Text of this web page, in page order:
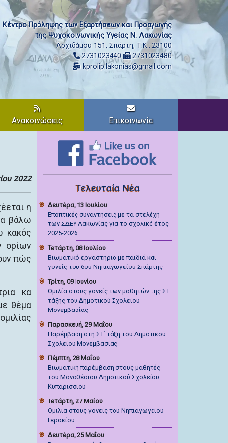
Κέντρο Πρόληψης των Εξαρτήσεων και Προαγωγής
της Ψυχοκοινωνικής Υγείας Ν. Λακωνίας
Αρχιδάμου 151, Σπάρτη, Τ.Κ.: 23100
2731023440
2731023480
kprolip.lakonias@gmail.com
Ανακοινώσεις Επικοινωνία
2022
η
βάλω
κακός
ορίων
πώς
κα
θέμα
Τελευταία Νέα
Δευτέρα, 13 Ιουλίου
Εποπτικές συναντήσεις με τα στελέχη
των ΣΔΕΥ Λακωνίας για το σχολικό έτος
2025-2026
Τετάρτη, 08 Ιουλίου
Βιωματικό εργαστήριο με παιδιά και
γονείς του 6ου Νηπιαγωγείου Σπάρτης
Τρίτη, 09 Ιουνίου
Ομιλία στους γονείς των μαθητών της ΣΤ
τάξης του Δημοτικού Σχολείου
Μονεμβασίας
Παρασκευή, 29 Μαΐου
Παρέμβαση στη ΣΤ΄ τάξη του Δημοτικού
Σχολείου Μονεμβασίας
Πέμπτη, 28 Μαΐου
Βιωματική παρέμβαση στους μαθητές
του Μονοθέσιου Δημοτικού Σχολείου
Κυπαρισσίου
Τετάρτη, 27 Μαΐου
Ομιλία στους γονείς του Νηπιαγωγείου
Γερακίου
Δευτέρα, 25 Μαΐου